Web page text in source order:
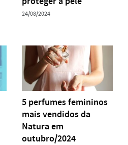
24/08/2024
5 perfumes femininos
mais vendidos da
Natura em
outubro/2024